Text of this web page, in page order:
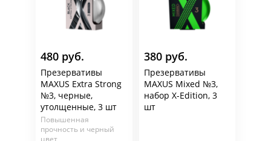
480 руб.
Презервативы
MAXUS Extra Strong
№3, черные,
утолщенные, 3 шт
Повышенная
прочность и черный
цвет
380 руб.
Презервативы
MAXUS Mixed №3,
набор X-Edition, 3
шт